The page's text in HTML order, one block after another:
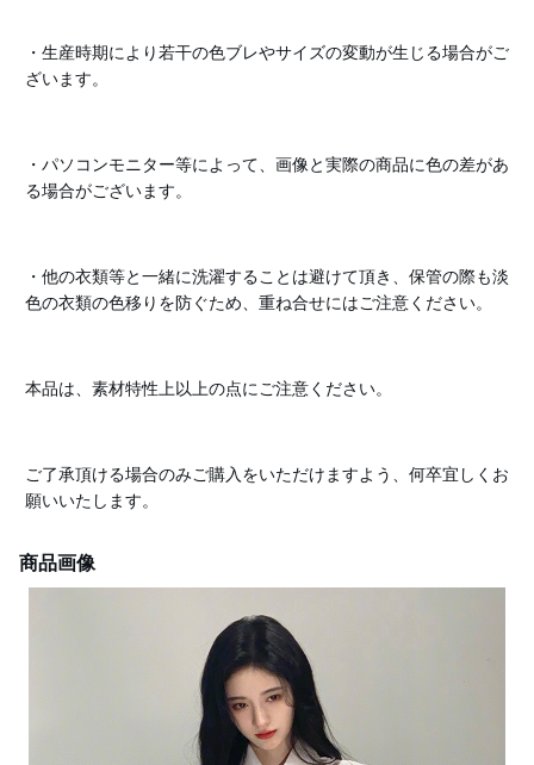
・生産時期により若干の色ブレやサイズの変動が生じる場合がご
ざいます。
・パソコンモニター等によって、画像と実際の商品に色の差があ
る場合がございます。
・他の衣類等と一緒に洗濯することは避けて頂き、保管の際も淡
色の衣類の色移りを防ぐため、重ね合せにはご注意ください。
本品は、素材特性上以上の点にご注意ください。
ご了承頂ける場合のみご購入をいただけますよう、何卒宜しくお
願いいたします。
商品画像